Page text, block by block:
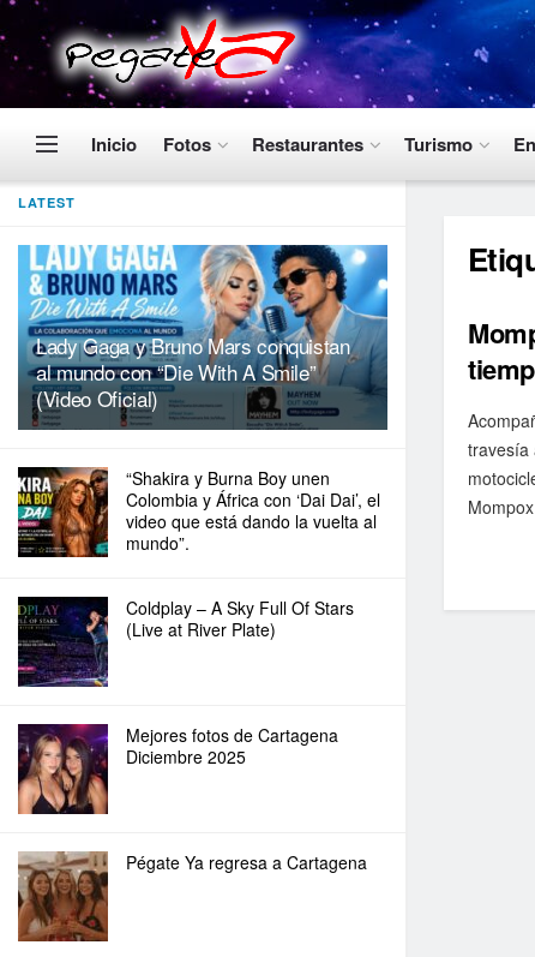
LATEST
Lady Gaga y Bruno Mars conquistan
al mundo con “Die With A Smile”
(Video Oficial)
“Shakira y Burna Boy unen
Colombia y África con ‘Dai Dai’, el
video que está dando la vuelta al
mundo”.
Coldplay – A Sky Full Of Stars
(Live at River Plate)
Mejores fotos de Cartagena
Diciembre 2025
Pégate Ya regresa a Cartagena
Inicio Fotos Restaurantes Turismo
travesía